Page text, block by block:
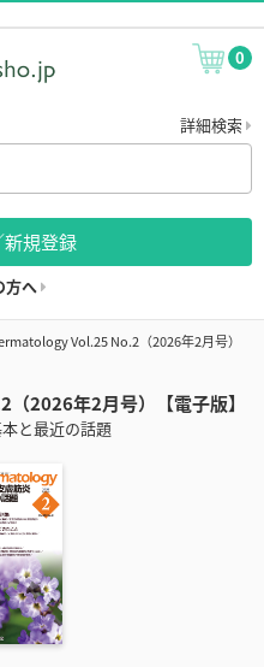
0
詳細検索
規登録
方へ
Vol.25 No.2（2026年2月号）
2026年2月号）【電子版】
と最近の話題